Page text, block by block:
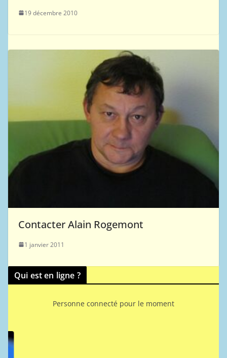
19 décembre 2010
Contacter Alain Rogemont
1 janvier 2011
Qui est en ligne ?
Personne connecté pour le moment